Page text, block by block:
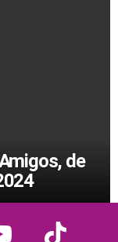
de
youtube tiktok